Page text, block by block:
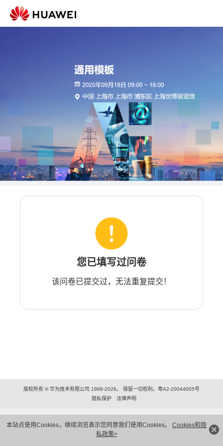
本站点使用Cookies，继续浏览表示您同意我们使用Cookies。 Cookies和隐
私政策>
您已填写过问卷
该问卷已提交过，无法重复提交！
版权所有 © 华为技术有限公司 1998-2026。 保留一切权利。粤A2-20044005号
隐私保护
法律声明